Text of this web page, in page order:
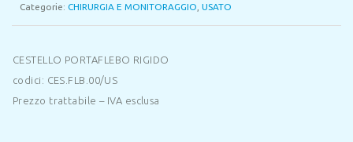
Categorie: CHIRURGIA E MONITORAGGIO USATO
CESTELLO PORTAFLEBO RIGIDO
codici: CES.FLB.00/US
Prezzo trattabile – IVA esclusa